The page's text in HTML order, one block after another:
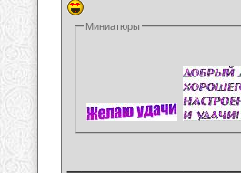
Миниатюры